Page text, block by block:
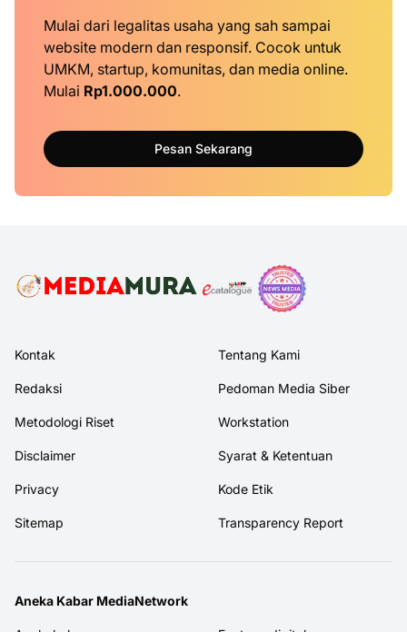
Mulai dari legalitas usaha yang sah sampai
website modern dan responsif. Cocok untuk
UMKM, startup, komunitas, dan media online.
Mulai Rp1.000.000.
Pesan Sekarang
Kontak Tentang Kami
Redaksi Pedoman Media Siber
Metodologi Riset Workstation
Disclaimer Syarat & Ketentuan
Privacy Kode Etik
Sitemap Transparency Report
Aneka Kabar MediaNetwork